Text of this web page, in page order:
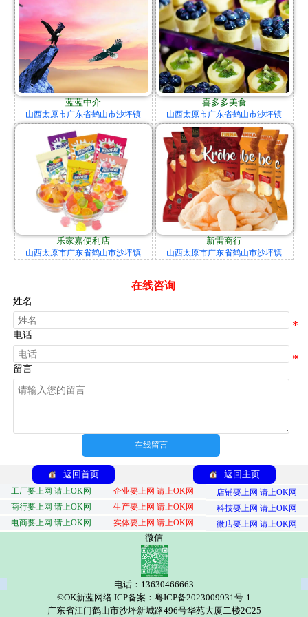
蓝蓝中介
山西太原市广东省鹤山市沙坪镇
喜多多美食
山西太原市广东省鹤山市沙坪镇
乐家嘉便利店
山西太原市广东省鹤山市沙坪镇
新雷商行
山西太原市广东省鹤山市沙坪镇
在线咨询
姓名
电话
留言
在线留言
返回首页 返回主页
工厂要上网 请上OK网 企业要上网 请上OK网
店铺要上网 请上OK网
商行要上网 请上OK网
生产要上网 请上OK网
科技要上网 请上OK网
电商要上网 请上OK网
实体要上网 请上OK网 微店要上网 请上OK网
微信
电话：13630466663
©OK新蓝网络 ICP备案：粤ICP备2023009931号-1
广东省江门鹤山市沙坪新城路496号华苑大厦二楼2C25